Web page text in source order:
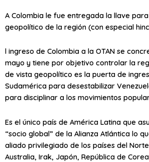
A Colombia le fue entregada la llave
geopolítico de la región (con especial
l ingreso de Colombia a la OTAN se
mayo y tiene por objetivo controlar la
de vista geopolítico es la puerta de
Sudamérica para desestabilizar
para disciplinar a los movimientos
Es el único país de América Latina que
“socio global” de la Alianza Atlántica lo
aliado privilegiado de los países del
Australia, Irak, Japón, República de